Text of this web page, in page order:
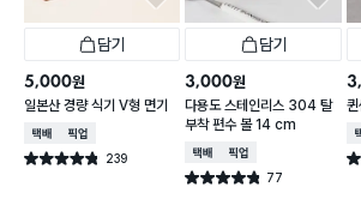
담기
5,000원
일본산 경량 식기 V형 면기
택배배송매장픽업
별점 4.8점 239
건 작성
담기
3,000원
다용도 스테인리스 304 탈
부착 편수 볼 14 cm
택배배송매장픽업
별점 4.8점 77
건 작성
별